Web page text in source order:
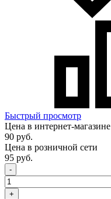
Быстрый просмотр
Цена в интернет-магазине
90 руб.
Цена в розничной сети
95 руб.
-
+